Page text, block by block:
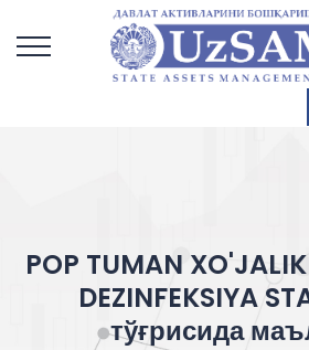
POP TUMAN
DEZINFEKSIYA
тўғрисида